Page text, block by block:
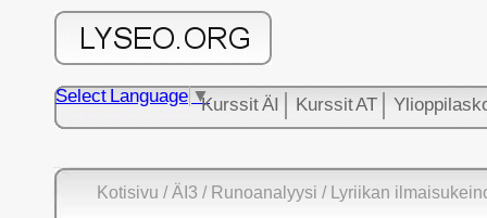
Kurssit ÄI Kurssit AT
Select Language ▼
Kotisivu /ÄI3 / Runoanalyysi / Lyriikan